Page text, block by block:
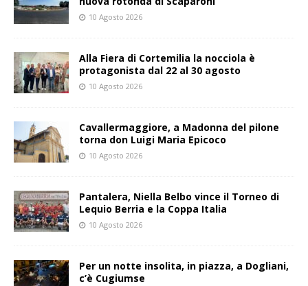
10 Agosto 2026
Alla Fiera di Cortemilia la nocciola è
protagonista dal 22 al 30 agosto
10 Agosto 2026
Cavallermaggiore, a Madonna del pilone
torna don Luigi Maria Epicoco
10 Agosto 2026
Pantalera, Niella Belbo vince il Torneo di
Lequio Berria e la Coppa Italia
10 Agosto 2026
Per un notte insolita, in piazza, a Dogliani,
c’è Cugiumse